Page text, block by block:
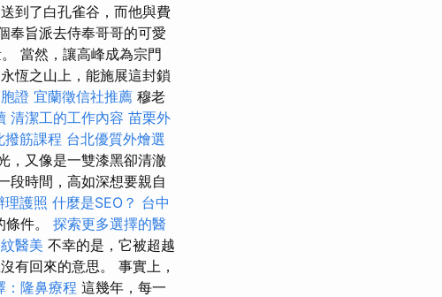
到了白孔雀谷，而他與費
奉旨派去侍奉哥哥的可愛
當然，讓高峰成為宗門
永恆之山上，能施展這封鎖
證 宜蘭徵信社推薦 穆老
清潔工的工作內容 苗栗外
撥筋課程 台北優質外燴選
，又像是一雙漆黑卻清澈
段時間，高如深想要親自
理護照 什麼是SEO？ 台中
件。 探索更多選擇的醫
醫美 不幸的是，它被超越
有回來的意思。 事實上，
：隆鼻療程 這幾年，每一